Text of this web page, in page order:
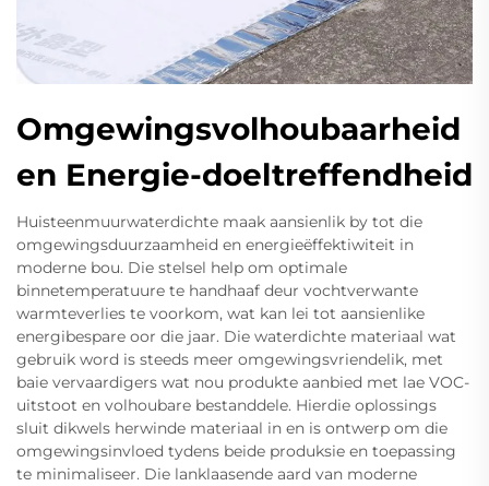
Omgewingsvolhoubaarheid
en Energie-doeltreffendheid
Huisteenmuurwaterdichte maak aansienlik by tot die
omgewingsduurzaamheid en energieëffektiwiteit in
moderne bou. Die stelsel help om optimale
binnetemperatuure te handhaaf deur vochtverwante
warmteverlies te voorkom, wat kan lei tot aansienlike
energibespare oor die jaar. Die waterdichte materiaal wat
gebruik word is steeds meer omgewingsvriendelik, met
baie vervaardigers wat nou produkte aanbied met lae VOC-
uitstoot en volhoubare bestanddele. Hierdie oplossings
sluit dikwels herwinde materiaal in en is ontwerp om die
omgewingsinvloed tydens beide produksie en toepassing
te minimaliseer. Die lanklaasende aard van moderne